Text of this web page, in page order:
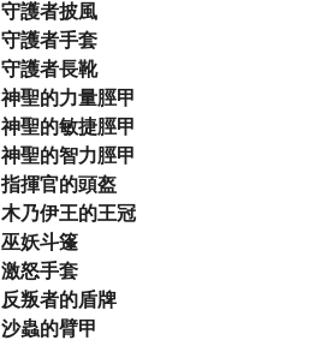
守護者披風
守護者手套
守護者長靴
神聖的力量脛甲
神聖的敏捷脛甲
神聖的智力脛甲
指揮官的頭盔
木乃伊王的王冠
巫妖斗篷
激怒手套
反叛者的盾牌
沙蟲的臂甲